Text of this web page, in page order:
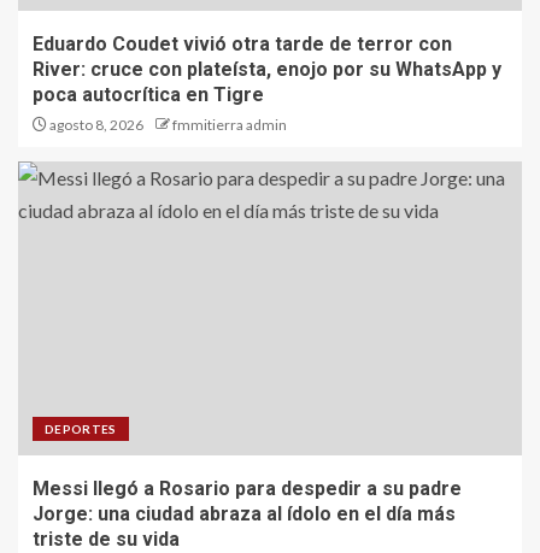
Eduardo Coudet vivió otra tarde de terror con
River: cruce con plateísta, enojo por su WhatsApp y
poca autocrítica en Tigre
agosto 8, 2026 fmmitierra admin
DEPORTES
Messi llegó a Rosario para despedir a su padre
Jorge: una ciudad abraza al ídolo en el día más
triste de su vida